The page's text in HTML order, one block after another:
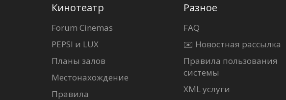
Кинотеатр
Forum Cinemas
PEPSI и LUX
Планы залов
Местонахождение
Правила
Разное
FAQ
✉️ Новостная рассылка
Правила пользования
системы
XML услуги